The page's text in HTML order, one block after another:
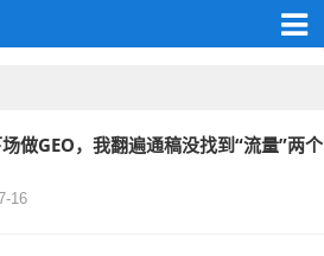
做GEO，我翻遍通稿没找到“流量”两个
16